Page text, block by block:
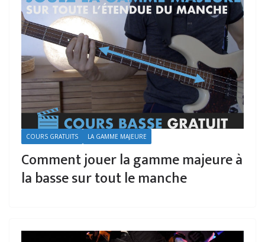
COURS GRATUITS LA GAMME MAJEURE
Comment jouer la gamme majeure à
la basse sur tout le manche